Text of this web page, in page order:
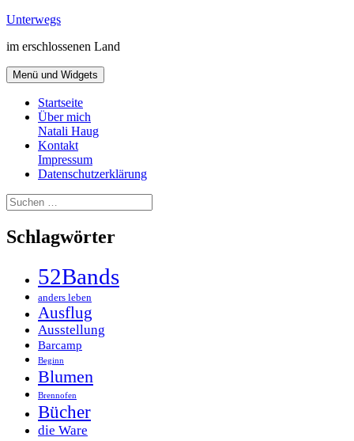
Zum
springen
Unterwegs
im erschlossenen Land
Menü und Widgets
Startseite
Über mich
Natali Haug
Kontakt
Impressum
Datenschutzerklärung
Suchen
nach:
Schlagwörter
52Bands
anders leben
Ausflug
Ausstellung
Barcamp
Beginn
Blumen
Brennofen
Bücher
die Ware